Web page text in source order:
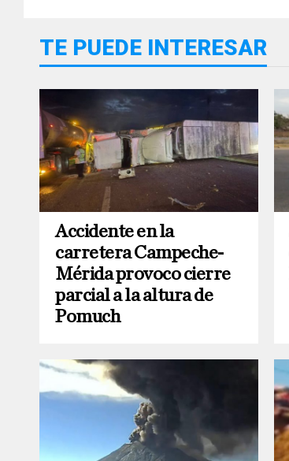
TE PUEDE INTERESAR
Accidente en la
carretera Campeche-
Mérida provoco cierre
parcial a la altura de
Pomuch